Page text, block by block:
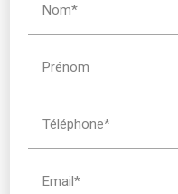
Nom*
Prénom
Téléphone*
Email*